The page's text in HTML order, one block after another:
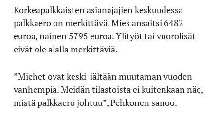
Korkeapalkkaisten asianajajien keskuudessa
palkkaero on merkittävä. Mies ansaitsi 6482
euroa, nainen 5795 euroa. Ylityöt tai vuorolisät
eivät ole alalla merkittäviä.
”Miehet ovat keski-iältään muutaman vuoden
vanhempia. Meidän tilastoista ei kuitenkaan näe,
mistä palkkaero johtuu”, Pehkonen sanoo.